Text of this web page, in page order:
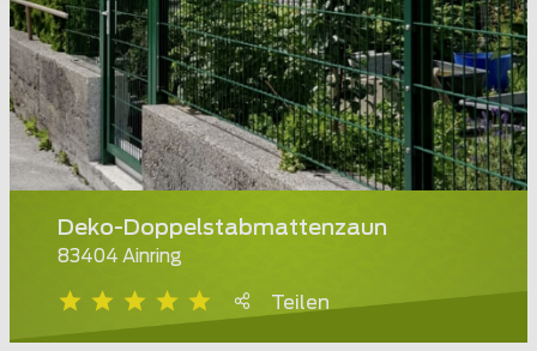
Deko-Doppelstabmattenzaun
83404 Ainring
Teilen